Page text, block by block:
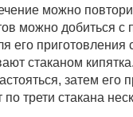
можно
можно добиться
его приготовления
стаканом
затем его
трети стакана